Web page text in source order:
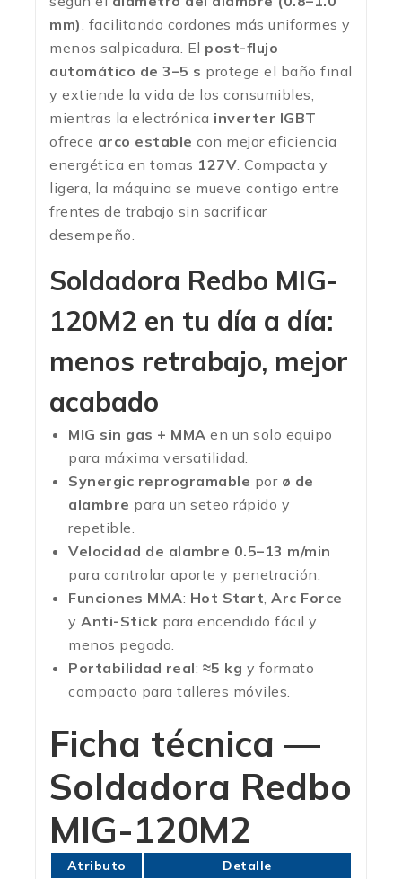
mm), facilitando cordones más uniformes y
menos salpicadura. El post-flujo
automático de 3–5 s protege el baño final
y extiende la vida de los consumibles,
mientras la electrónica inverter IGBT
ofrece arco estable con mejor eficiencia
energética en tomas 127V. Compacta y
ligera, la máquina se mueve contigo entre
frentes de trabajo sin sacrificar
desempeño.
Soldadora Redbo MIG-
120M2 en tu día a día:
menos retrabajo, mejor
acabado
MIG sin gas + MMA en un solo equipo
para máxima versatilidad.
Synergic reprogramable por ø de
alambre para un seteo rápido y
repetible.
Velocidad de alambre 0.5–13 m/min
para controlar aporte y penetración.
Funciones MMA: Hot Start, Arc Force
y Anti-Stick para encendido fácil y
menos pegado.
Portabilidad real: ≈5 kg y formato
compacto para talleres móviles.
Ficha técnica —
Soldadora Redbo
MIG-120M2
Atributo Detalle